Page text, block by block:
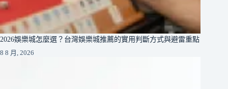
2026娛樂城怎麼選？台灣娛樂城推薦的實用判斷方式與避雷重點
8 8 月, 2026